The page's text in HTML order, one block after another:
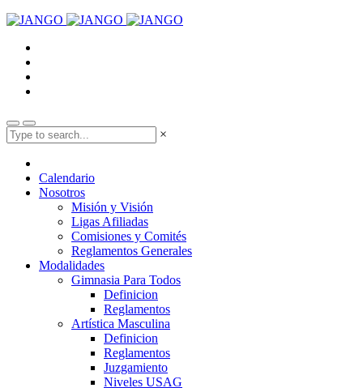
×
Calendario
Nosotros
Misión y Visión
Ligas Afiliadas
Comisiones y Comités
Reglamentos Generales
Modalidades
Gimnasia Para Todos
Definicion
Reglamentos
Artística Masculina
Definicion
Reglamentos
Juzgamiento
Niveles USAG